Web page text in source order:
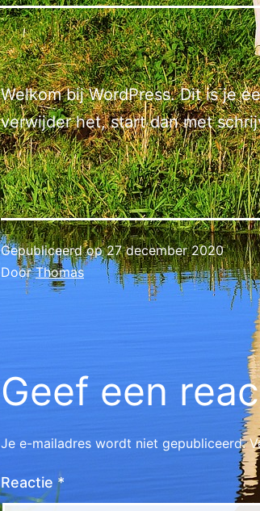
Welkom bij WordPress. Dit is je
verwijder het, start dan met
Gepubliceerd op27 december 2020
DoorThomas
Geef een
Je e-mailadres wordt niet gepubliceerd.
Reactie*